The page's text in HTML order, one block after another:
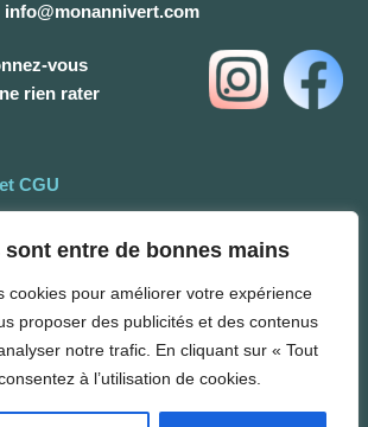
sont entre de bonnes mains
cookies pour améliorer votre expérience
proposer des publicités et des contenus
notre trafic. En cliquant sur « Tout
à l’utilisation de cookies.
info@monannivert.com
vous
rien rater
CGU
de Vente
confidentialité